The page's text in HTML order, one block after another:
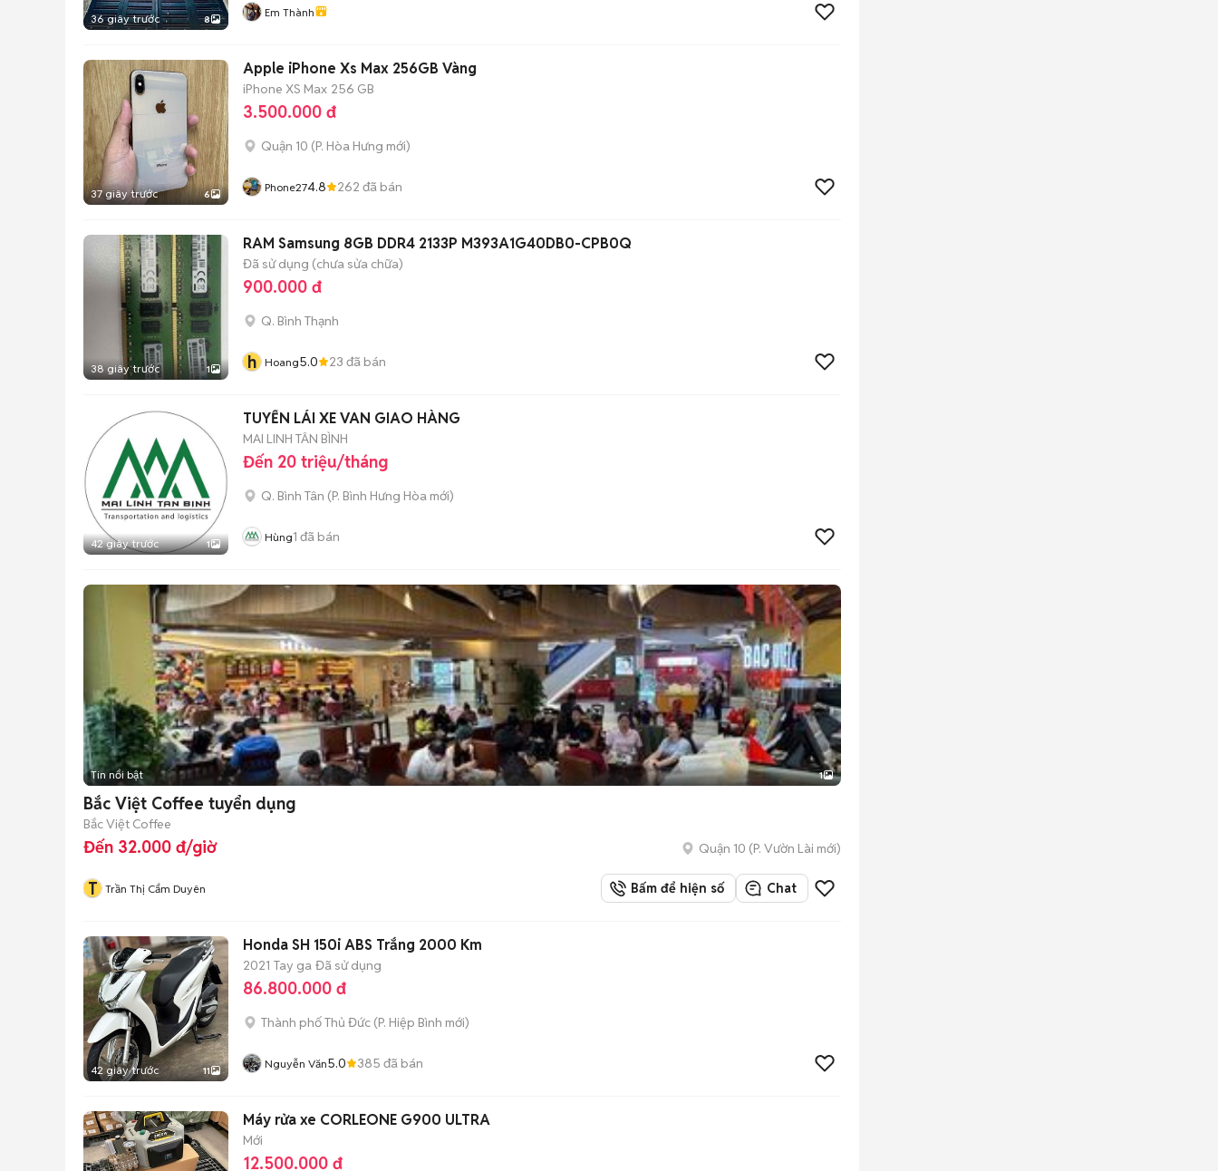
36 giây trước 8 Em Thành
37 giây trước 6
Apple iPhone Xs Max 256GB Vàng
iPhone XS Max 256 GB
3.500.000 đ
Quận 10 (P. Hòa Hưng mới)
Phone274.8 262 đã bán
38 giây trước 1
RAM Samsung 8GB DDR4 2133P M393A1G40DB0-CPB0Q
Đã sử dụng (chưa sửa chữa)
900.000 đ
Q. Bình Thạnh
h Hoang5.0 23 đã bán
42 giây trước 1
TUYỂN LÁI XE VAN GIAO HÀNG
MAI LINH TÂN BÌNH
Đến 20 triệu/tháng
Q. Bình Tân (P. Bình Hưng Hòa mới)
Hùng1 đã bán
Tin nổi bật 1
Bắc Việt Coffee tuyển dụng
Bắc Việt Coffee
Đến 32.000 đ/giờ Quận 10 (P. Vườn Lài mới)
T Trần Thị Cẩm Duyên Bấm để hiện số Chat
42 giây trước 11
Honda SH 150i ABS Trắng 2000 Km
2021 Tay ga Đã sử dụng
86.800.000 đ
Thành phố Thủ Đức (P. Hiệp Bình mới)
Nguyễn Văn5.0 385 đã bán
Máy rửa xe CORLEONE G900 ULTRA
Mới
12.500.000 đ